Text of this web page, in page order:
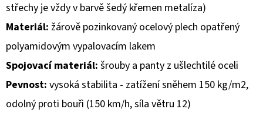
střechy je vždy v barvě šedý křemen metalíza)
Materiál: žárově pozinkovaný ocelový plech opatřený
polyamidovým vypalovacím lakem
Spojovací materiál: šrouby a panty z ušlechtilé oceli
Pevnost: vysoká stabilita - zatížení sněhem 150 kg/m2,
odolný proti bouři (150 km/h, síla větru 12)
D
O
P
O
R
U